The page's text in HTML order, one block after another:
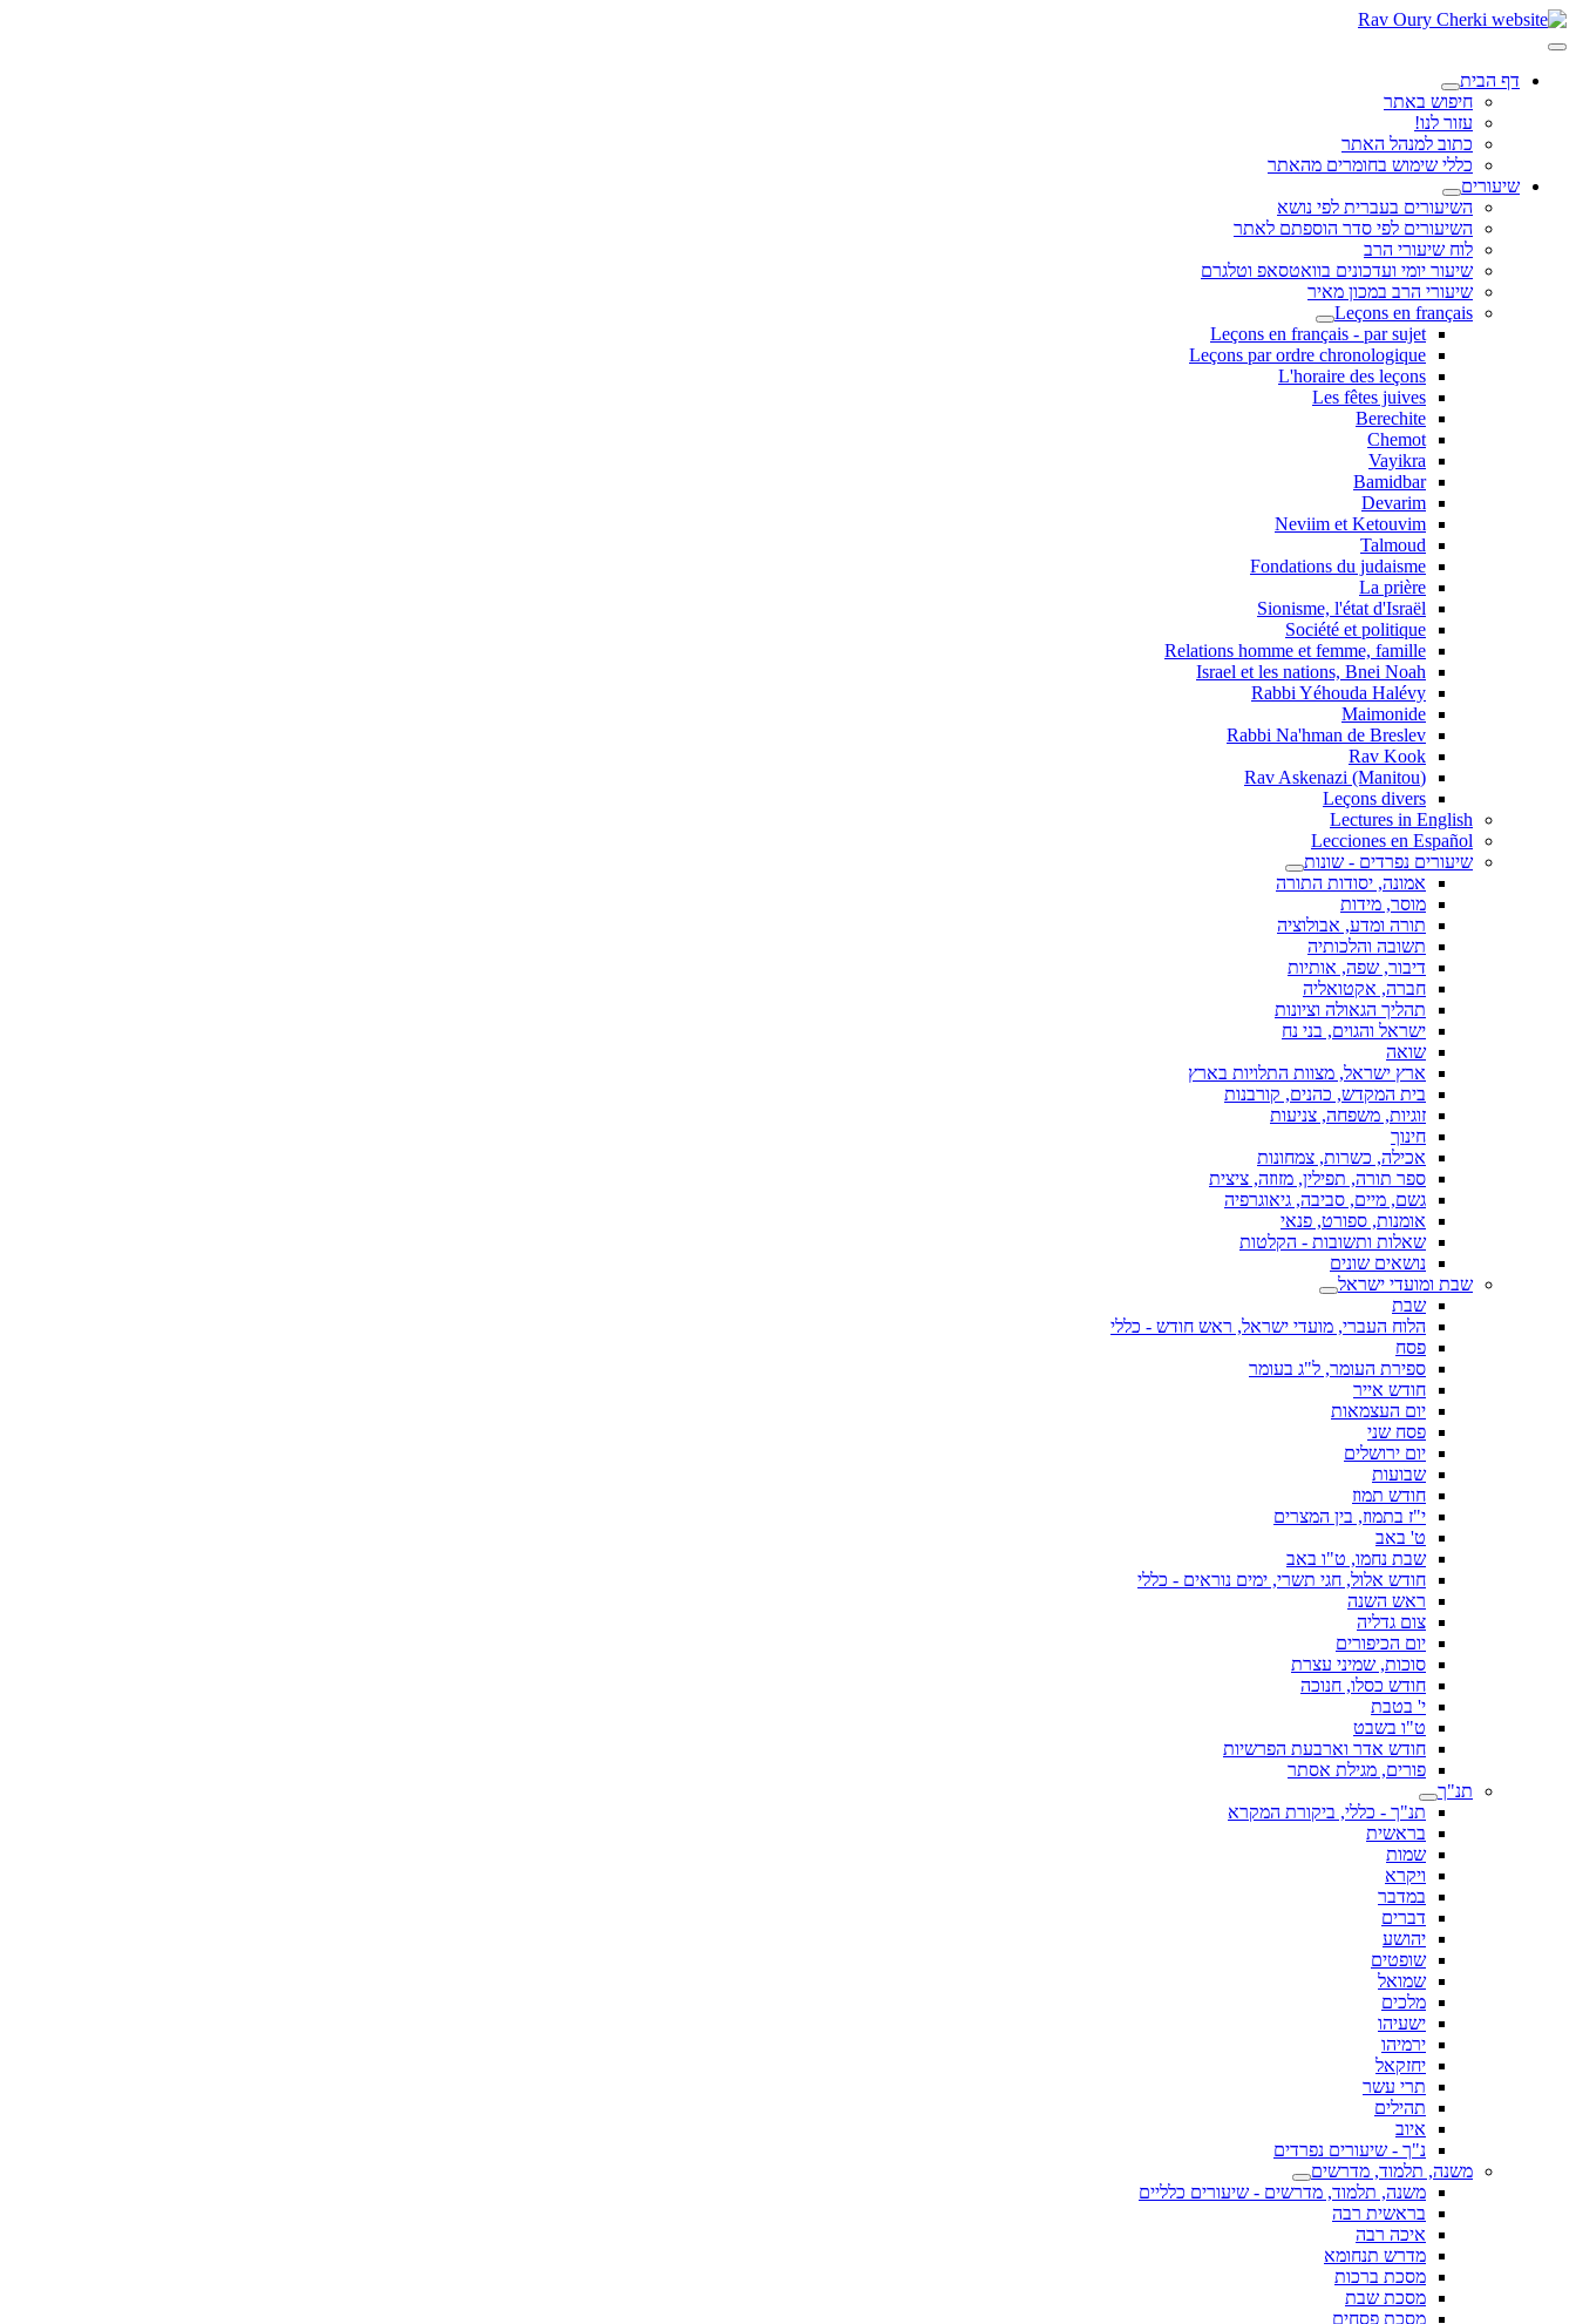
דף הבית
חיפוש באתר
עזור לנו!
כתוב למנהל האתר
כללי שימוש בחומרים מהאתר
שיעורים
השיעורים בעברית לפי נושא
השיעורים לפי סדר הוספתם לאתר
לוח שיעורי הרב
שיעור יומי ועדכונים בוואטסאפ וטלגרם
שיעורי הרב במכון מאיר
Leçons en français
Leçons en français - par sujet
Leçons par ordre chronologique
L'horaire des leçons
Les fêtes juives
Berechite
Chemot
Vayikra
Bamidbar
Devarim
Neviim et Ketouvim
Talmoud
Fondations du judaisme
La prière
Sionisme, l'état d'Israël
Société et politique
Relations homme et femme, famille
Israel et les nations, Bnei Noah
Rabbi Yéhouda Halévy
Maimonide
Rabbi Na'hman de Breslev
Rav Kook
(Rav Askenazi (Manitou
Leçons divers
Lectures in English
Lecciones en Español
שיעורים נפרדים - שונות
אמונה, יסודות התורה
מוסר, מידות
תורה ומדע, אבולוציה
תשובה והלכותיה
דיבור, שפה, אותיות
חברה, אקטואליה
תהליך הגאולה וציונות
ישראל והגוים, בני נח
שואה
ארץ ישראל, מצוות התלויות בארץ
בית המקדש, כהנים, קורבנות
זוגיות, משפחה, צניעות
חינוך
אכילה, כשרות, צמחונות
ספר תורה, תפילין, מזוזה, ציצית
גשם, מיים, סביבה, גיאוגרפיה
אומנות, ספורט, פנאי
שאלות ותשובות - הקלטות
נושאים שונים
שבת ומועדי ישראל
שבת
הלוח העברי, מועדי ישראל, ראש חודש - כללי
פסח
ספירת העומר, ל"ג בעומר
חודש אייר
יום העצמאות
פסח שני
יום ירושלים
שבועות
חודש תמוז
י"ז בתמוז, בין המצרים
ט' באב
שבת נחמו, ט"ו באב
חודש אלול, חגי תשרי, ימים נוראים - כללי
ראש השנה
צום גדליה
יום הכיפורים
סוכות, שמיני עצרת
חודש כסלו, חנוכה
י' בטבת
ט"ו בשבט
חודש אדר וארבעת הפרשיות
פורים, מגילת אסתר
תנ"ך
תנ"ך - כללי, ביקורת המקרא
בראשית
שמות
ויקרא
במדבר
דברים
יהושע
שופטים
שמואל
מלכים
ישעיהו
ירמיהו
יחזקאל
תרי עשר
תהילים
איוב
נ"ך - שיעורים נפרדים
משנה, תלמוד, מדרשים
משנה, תלמוד, מדרשים - שיעורים כלליים
בראשית רבה
איכה רבה
מדרש תנחומא
מסכת ברכות
מסכת שבת
מסכת פסחים